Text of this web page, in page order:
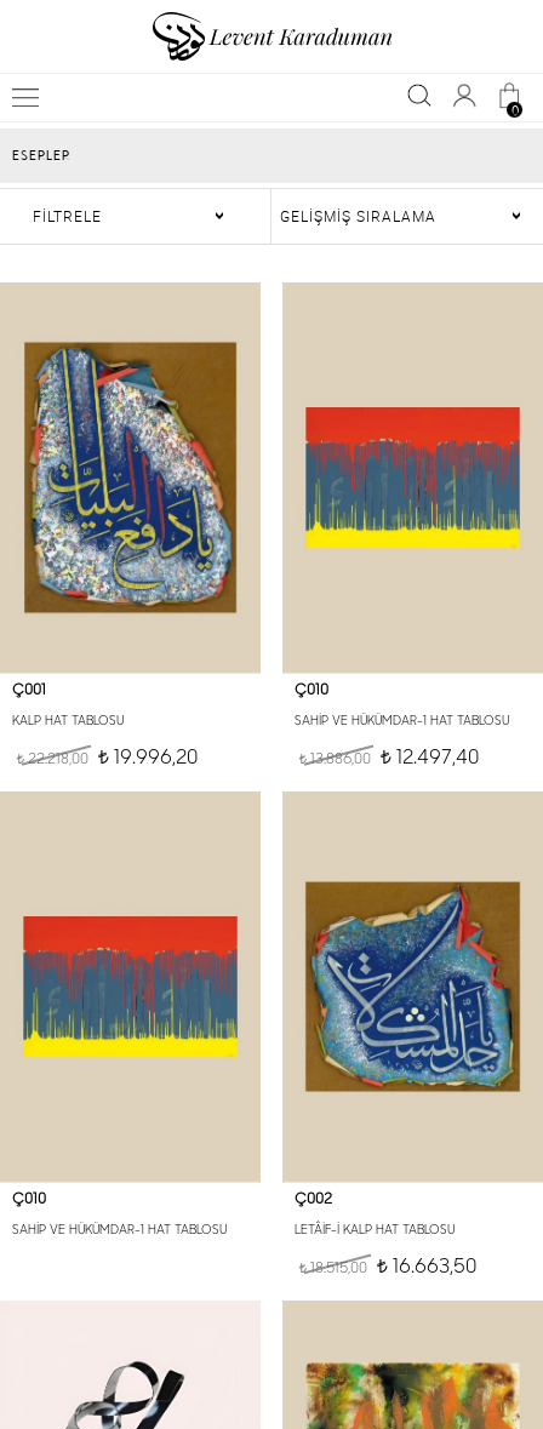
0
ESERLER
FİLTRELE
Ç001
KALP HAT TABLOSU
t22.218,00 t 19.996,20
Ç010
SAHİP VE HÜKÜMDAR-1 HAT TABLOSU
t13.886,00 t12.497,40
Ç010
SAHİP VE HÜKÜMDAR-1 HAT TABLOSU
Ç002
LETÂİF-İ KALP HAT TABLOSU
t18.515,00 t16.663,50